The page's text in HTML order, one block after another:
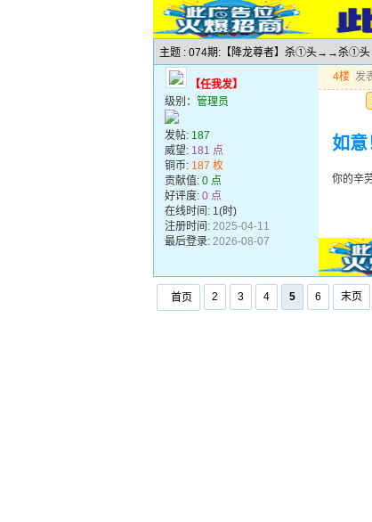
主题 : 074期:【降龙尊者】杀①头→→
【任我发】
级别： 管理员
发帖: 187
威望: 181 点
铜币: 187 枚
贡献值: 0 点
好评度: 0 点
在线时间: 1(时)
注册时间: 2025-04-11
最后登录: 2026-08-07
4楼 发
如意
你的辛
首页 2 3 4 5 6 末页